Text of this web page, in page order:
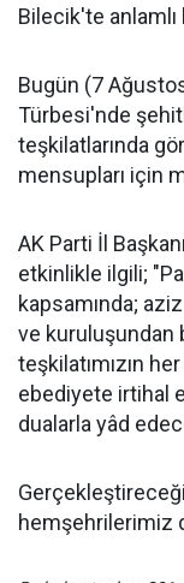
Bilecik'te
Bugün (7
Türbesi'nde
teşkilatlarında
mensupları için
AK Parti İl
etkinlikle ilgili;
kapsamında;
ve kuruluşundan
teşkilatımızın
ebediyete irtihal
dualarla yâd
hemşehrilerimiz